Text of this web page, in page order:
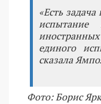
«Есть
единого
сказала
Фото: Борис